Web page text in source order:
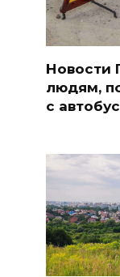
Новости
людям,
с